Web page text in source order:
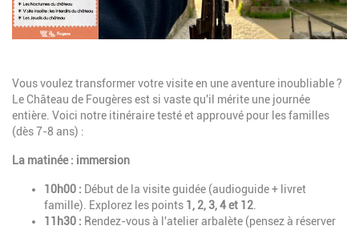
Description
Vous voulez transformer votre visite en une aventure inoubliable ?
Le Château de Fougères est si vaste qu'il mérite une journée
entière. Voici notre itinéraire testé et approuvé pour les familles
(dès 7-8 ans) :
La matinée : immersion
10h00 : Début de la visite guidée (audioguide + livret
famille). Explorez les points 1, 2, 3, 4 et 12
11h30 : Rendez-vous à l'atelier arbalète (pensez à réserver